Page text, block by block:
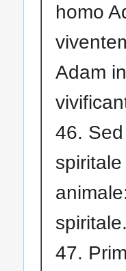
homo
Adam
46.
spiritale.
47.